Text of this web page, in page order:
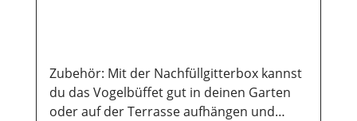
Zubehör: Mit der Nachfüllgitterbox kannst
du das Vogelbüffet gut in deinen Garten
oder auf der Terrasse aufhängen und